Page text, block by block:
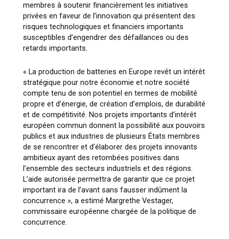
membres à soutenir financièrement les initiatives
privées en faveur de l’innovation qui présentent des
risques technologiques et financiers importants
susceptibles d’engendrer des défaillances ou des
retards importants.
« La production de batteries en Europe revêt un intérêt
stratégique pour notre économie et notre société
compte tenu de son potentiel en termes de mobilité
propre et d’énergie, de création d’emplois, de durabilité
et de compétitivité. Nos projets importants d’intérêt
européen commun donnent la possibilité aux pouvoirs
publics et aux industries de plusieurs États membres
de se rencontrer et d’élaborer des projets innovants
ambitieux ayant des retombées positives dans
l’ensemble des secteurs industriels et des régions.
L’aide autorisée permettra de garantir que ce projet
important ira de l’avant sans fausser indûment la
concurrence », a estimé Margrethe Vestager,
commissaire européenne chargée de la politique de
concurrence.